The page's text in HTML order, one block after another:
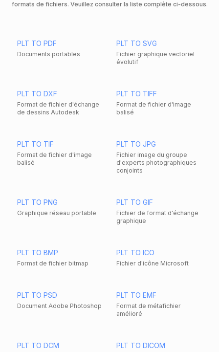
formats de fichiers. Veuillez consulter la liste complète ci-dessous.
PLT TO PDF
Documents portables
PLT TO SVG
Fichier graphique vectoriel
évolutif
PLT TO DXF
Format de fichier d'échange
de dessins Autodesk
PLT TO TIFF
Format de fichier d'image
balisé
PLT TO TIF
Format de fichier d'image
balisé
PLT TO JPG
Fichier image du groupe
d'experts photographiques
conjoints
PLT TO PNG
Graphique réseau portable
PLT TO GIF
Fichier de format d'échange
graphique
PLT TO BMP
Format de fichier bitmap
PLT TO ICO
Fichier d'icône Microsoft
PLT TO PSD
Document Adobe Photoshop
PLT TO EMF
Format de métafichier
amélioré
PLT TO DCM PLT TO DICOM